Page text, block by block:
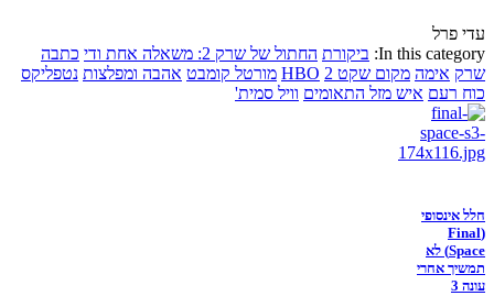
עדי פרל
In this category: ביקורת החתול של שרק 2: משאלה אחת ודי
כתבה
שרק אימה מקום שקט 2 HBO מורטל קומבט אהבה ומפלצות נטפליקס
כוח רעם איש מזל התאומים וויל סמית'
חלל אינסופי
(Final
Space) לא
תמשיך אחרי
עונה 3